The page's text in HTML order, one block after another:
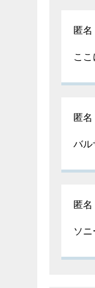
匿名
こ
匿名
バ
匿名
ソ